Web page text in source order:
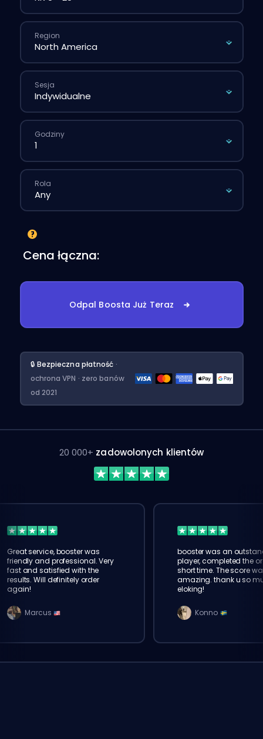
Region
Sesja
Godziny
Rola
Cena łączna:
Odpal Boosta Już Teraz
🔒 Bezpieczna płatność ·
ochrona VPN · zero banów
od 2021
20 000+ zadowolonych klientów
Great service, booster was
friendly and professional. Very
fast and satisfied with the
results. Will definitely order
again!
Marcus
booster was an
player, completed the
short time. The score
amazing. thank u so
eloking!
Konno